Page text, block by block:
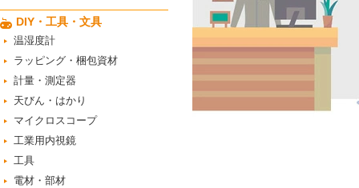
DIY・工具・文具
温湿度計
ラッピング・梱包資材
計量・測定器
天びん・はかり
マイクロスコープ
工業用内視鏡
工具
電材・部材